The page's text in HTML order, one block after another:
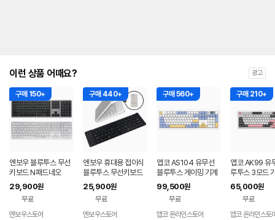
이런 상품 어때요? 광고
구매 150+
엔보우 블루투스 무선
키보드 N패드네오
29,900원
무료
엔보우스토어
구매 440+
엔보우 휴대용 접이식
블루투스 무선키보드
N패드
25,900원
무료
엔보우스토어
구매 560+
앱코 AS104 유무선
블루투스 게이밍 기계
식 키보드 N 화이트, 조
약돌 슈팅 스타축
99,500원
무료
앱코 온라인스토어
구매 210+
앱코 AK99 유
루투스 3모드
키보드 핑크,
치축 V3
65,000원
무료
앱코 온라인스토